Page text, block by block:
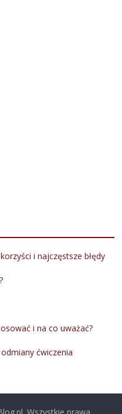
i najczęstsze błędy
i na co uważać?
ćwiczenia